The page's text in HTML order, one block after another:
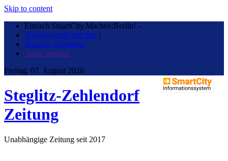
Skip to content
Einfach.SmartCity.Machen:Berlin! -
Artikel veröffentlichen |
Anzeige aufgeben |
Autor werden
Freitag, 07. August 2026
Steglitz-Zehlendorf
Zeitung
Unabhängige Zeitung seit 2017